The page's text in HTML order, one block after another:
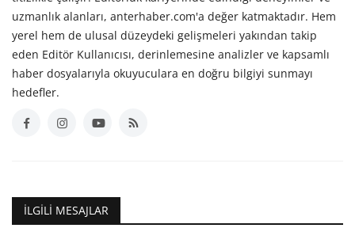
uzmanlık alanları, anterhaber.com'a değer katmaktadır. Hem
yerel hem de ulusal düzeydeki gelişmeleri yakından takip
eden Editör Kullanıcısı, derinlemesine analizler ve kapsamlı
haber dosyalarıyla okuyuculara en doğru bilgiyi sunmayı
hedefler.
İLGILI MESAJLAR